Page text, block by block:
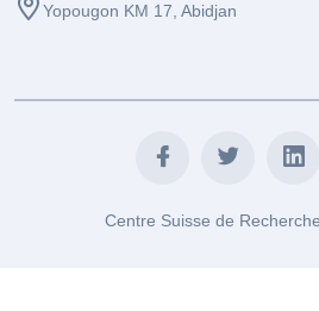
Yopougon KM 17, Abidjan
Centre Suisse de